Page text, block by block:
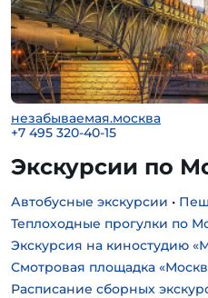
незабываемая.москва
+7 495 320-40-15
Экскурсии по
Автобусные экскурсии •
Теплоходные прогулки по
Экскурсия на киностудию
Смотровая площадка
Расписание сборных